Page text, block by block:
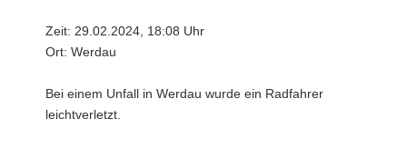
Zeit: 29.02.2024, 18:08 Uhr
Ort: Werdau
Bei einem Unfall in Werdau wurde ein Radfahrer
leichtverletzt.